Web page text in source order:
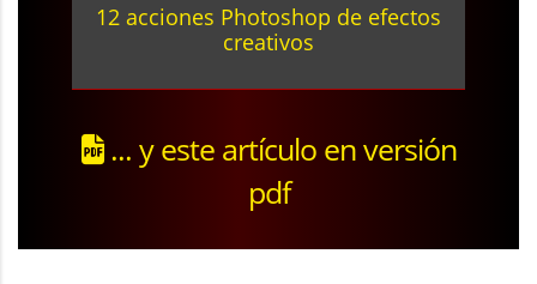
12 acciones Photoshop de efectos
creativos
... y este artículo en versión
pdf